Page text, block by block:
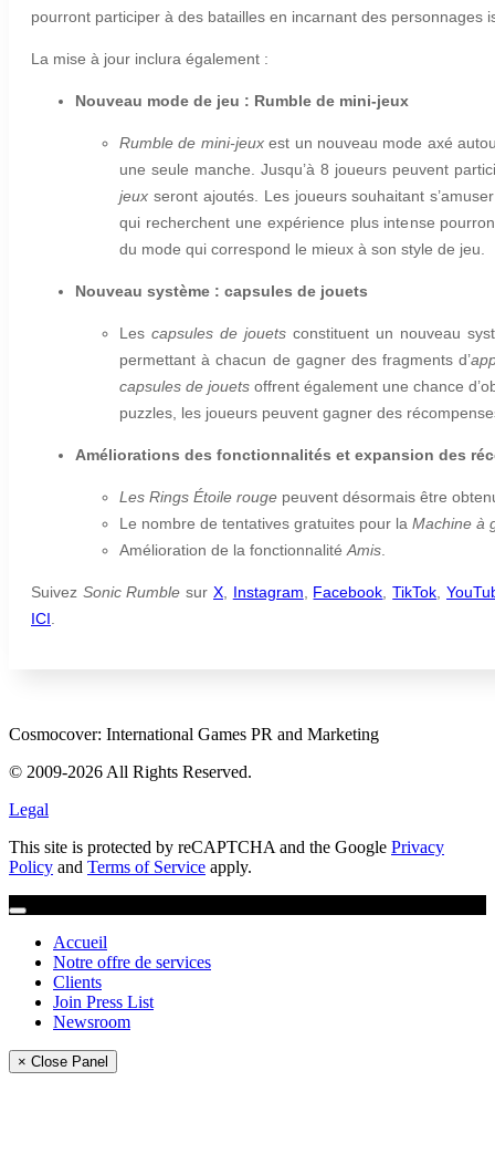
pourront participer à des batailles en incarnant des personnages
La mise à jour inclura également :
Nouveau mode de jeu : Rumble de mini-jeux
Rumble de mini-jeuxest un nouveau mode axé
une seule manche. Jusqu’à 8 joueurs peuvent
jeux seront ajoutés. Les joueurs souhaitant
qui recherchent une expérience plus intense
du mode qui correspond le mieux à son style de jeu.
Nouveau système : capsules de jouets
Les capsules de jouets constituent un nouveau
permettant à chacun de gagner des fragments d’
capsules de jouets offrent également une chance
puzzles, les joueurs peuvent gagner des
Améliorations des fonctionnalités et expansion des
Les Rings Étoile rouge peuvent désormais être
Le nombre de tentatives gratuites pour la Machine à
Amélioration de la fonctionnalité Amis
Suivez Sonic Rumblesur X, Instagram Facebook ,TikTok
ICI
Cosmocover: International Games PR and Marketing
© 2009-2026 All Rights Reserved.
Legal
This site is protected by reCAPTCHA and the Google Privacy
Policy and Terms of Service apply.
Accueil
Notre offre de services
Clients
Join Press List
Newsroom
× Close Panel